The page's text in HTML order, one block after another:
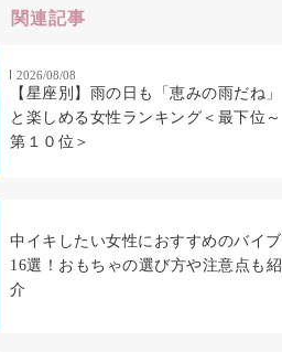
関連記事
2026/08/08
【星座別】雨の日も「恵みの雨だね」
と楽しめる女性ランキング＜最下位～
第１０位＞
中イキしたい女性におすすめのバイブ
16選！おもちゃの選び方や注意点も紹
介